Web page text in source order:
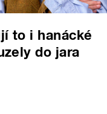
to i hanácké
do jara